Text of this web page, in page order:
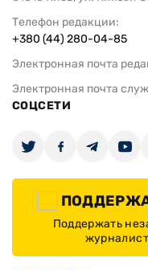
Телефон редакции:
+380 (44) 280-04-85
Электронная почта
Электронная почта
СОЦСЕТИ
Поддержать